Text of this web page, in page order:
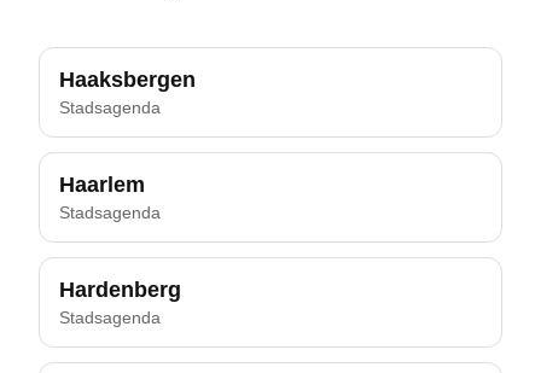
Haaksbergen
Stadsagenda
Haarlem
Stadsagenda
Hardenberg
Stadsagenda